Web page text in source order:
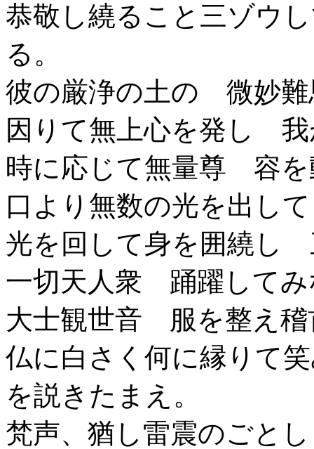
恭敬し繞ること三ゾウ
る。
彼の厳浄の土の 微妙難
因りて無上心を発し
時に応じて無量尊 容を
口より無数の光を出し
光を回して身を囲繞し
一切天人衆 踊躍してみ
大士観世音 服を整え稽
仏に白さく何に縁りて
を説きたまえ。
梵声、猶し雷震のごと